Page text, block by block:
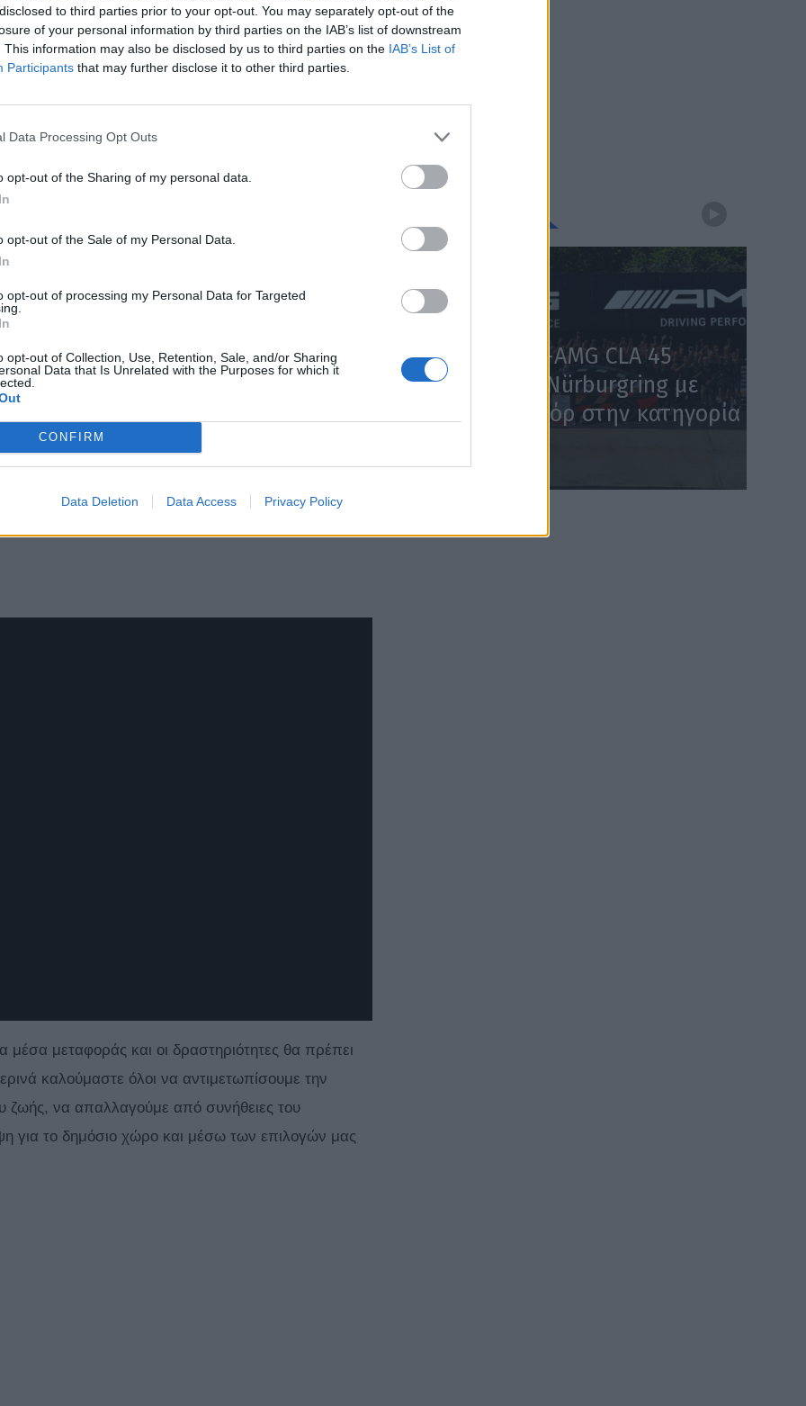
to third parties prior to your opt-out. You may separately opt-out of the
of your personal information by third parties on the IAB’s list of downstream
This information may also be disclosed by us to third parties on the IAB’s List of
Participants that may further disclose it to other third parties.
Data Processing Opt Outs
opt-out of the Sharing of my personal data.
opt-out of the Sale of my Personal Data.
opt-out of processing my Personal Data for Targeted
opt-out of Collection, Use, Retention, Sale, and/or Sharing
Data that Is Unrelated with the Purposes for which it
CONFIRM
Data Deletion Data Access Privacy Policy
στην καμπάνια της Ευρωπαϊκής Εβδομάδας
εκδηλώσεων την «Ημέρα Χωρίς Αυτοκίνητο
ειδικές αστικές ζώνες, όπου απαγορεύεται η
σε πεζούς, ποδηλάτες, πατίνια και δημόσιες
συνδέονται με τη βιώσιμη αστική κινητικότητα.
δημόσιος χώρος» (Shared Public Space). Ο
αστικού τοπίου και του ορθολογικού
και αποφέρει πολλά οφέλη στην κοινωνία.
μεταφοράς και οι δραστηριότητες θα πρέπει
καλούμαστε όλοι να αντιμετωπίσουμε την
ζωής, να απαλλαγούμε από συνήθειες του
για το δημόσιο χώρο και μέσω των επιλογών μας
Η Mercedes-AMG CLA 45
κατακτά το Nürburgring με
χρόνο – ρεκόρ στην κατηγορία
WEB TV